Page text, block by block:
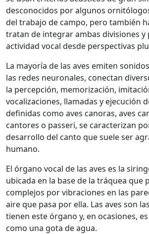
desconocidos por algunos
del trabajo de campo, pero también
tratan de integrar ambas divisiones
actividad vocal desde perspectivas
La mayoría de las aves emiten
las redes neuronales, conectan
la percepción, memorización,
vocalizaciones, llamadas y ejecución
definidas como aves canoras, aves
cantores o passeri, se caracterizan
desarrollo del canto que suele ser
humano.
El órgano vocal de las aves es la
ubicada en la base de la tráquea que
complejos por vibraciones en las
aire que pasa por ella. Las aves son
tienen este órgano y, en ocasiones,
como una gota de agua.